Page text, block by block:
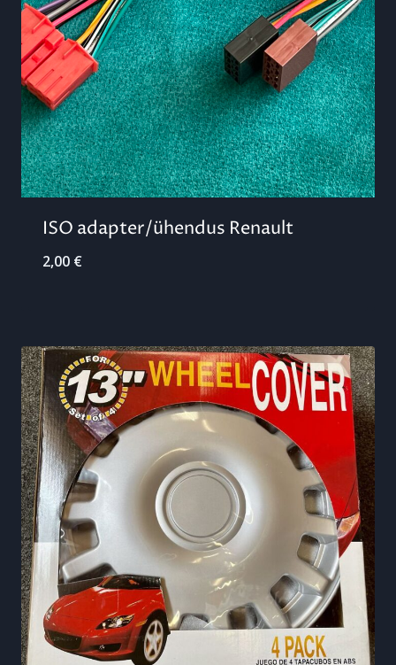
ISO adapter/ühendus Renault
2,00 €